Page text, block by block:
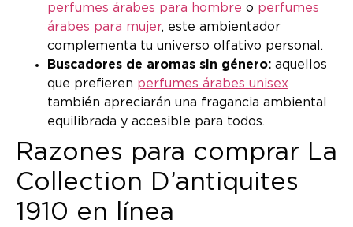
perfumes árabes para hombre o perfumes
árabes para mujer, este ambientador
complementa tu universo olfativo personal.
Buscadores de aromas sin género: aquellos
que prefieren perfumes árabes unisex
también apreciarán una fragancia ambiental
equilibrada y accesible para todos.
Razones para comprar La
Collection D’antiquites
1910 en línea